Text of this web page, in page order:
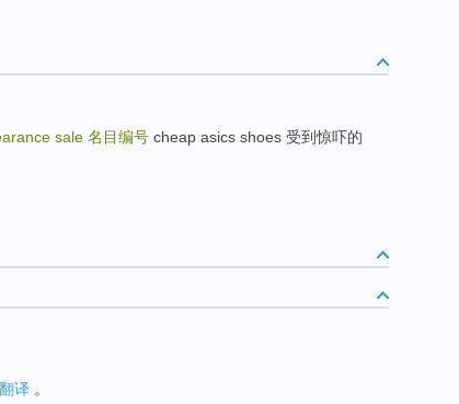
sale 名目编号 cheap asics shoes 受到惊吓的
译 。